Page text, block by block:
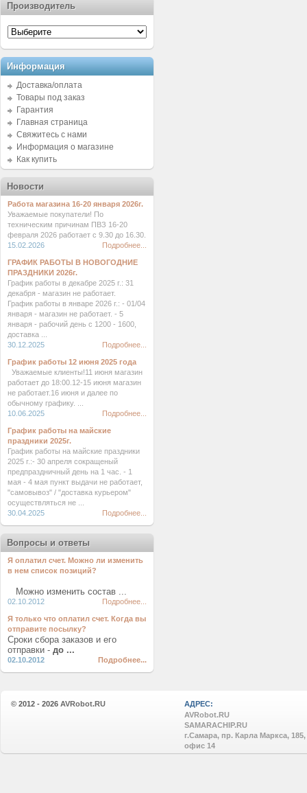
Производитель
Информация
Доставка/оплата
Товары под заказ
Гарантия
Главная страница
Свяжитесь с нами
Информация о магазине
Как купить
Новости
Работа магазина 16-20 января 2026г.
Уважаемые покупатели! По
техническим причинам ПВЗ 16-20
февраля 2026 работает с 9.30 до 16.30.
15.02.2026
Подробнее...
ГРАФИК РАБОТЫ В НОВОГОДНИЕ
ПРАЗДНИКИ 2026г.
График работы в декабре 2025 г.: 31
декабря - магазин не работает.
График работы в январе 2026 г.: - 01/04
января - магазин не работает. - 5
января - рабочий день с 1200 - 1600,
доставка ...
30.12.2025
Подробнее...
График работы 12 июня 2025 года
Уважаемые клиенты!11 июня магазин
работает до 18:00.12-15 июня магазин
не работает.16 июня и далее по
обычному графику. ...
10.06.2025
Подробнее...
График работы на майские
праздники 2025г.
График работы на майские праздники
2025 г.:- 30 апреля сокращеный
предпраздничный день на 1 час. - 1
мая - 4 мая пункт выдачи не работает,
"самовывоз" / "доставка курьером"
осуществляться не ...
30.04.2025
Подробнее...
Вопросы и ответы
Я оплатил счет. Можно ли изменить
в нем список позиций?
Можно изменить состав ...
02.10.2012 Подробнее...
Я только что оплатил счет. Когда вы
отправите посылку?
Сроки сбора заказов и его
отправки - до ...
02.10.2012 Подробнее...
© 2012 - 2026 AVRobot.RU
АДРЕС:
AVRobot.RU
SAMARACHIP.RU
г.Самара, пр. Карла Маркса, 185,
офис 14